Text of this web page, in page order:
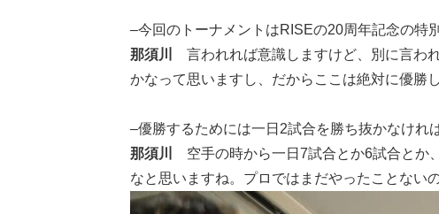
–今回のトーナメントはRISEの20周年記念の特
那須川 言われれば意識しますけど、別に言わ
かなって思いますし、だからここは絶対に優勝し
–優勝するためには一日2試合を勝ち抜かなけれ
那須川 空手の時から一日7試合とか6試合とか
なと思いますね。プロではまだやったことない